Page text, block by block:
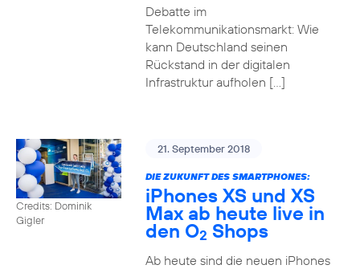
Debatte im
Telekommunikationsmarkt: Wie
kann Deutschland seinen
Rückstand in der digitalen
Infrastruktur aufholen […]
Credits: Dominik
Gigler
21. September 2018
DIE ZUKUNFT DES SMARTPHONES:
iPhones XS und XS
Max ab heute live in
den O2 Shops
Ab heute sind die neuen iPhones